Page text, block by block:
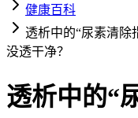
健康百科
透析中的“尿素清除
没透干净？
透析中的“